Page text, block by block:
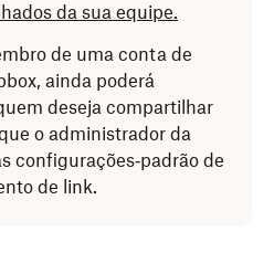
da sua equipe.
de uma conta de
ainda poderá
deseja compartilhar
o administrador da
configurações‑padrão de
de link.